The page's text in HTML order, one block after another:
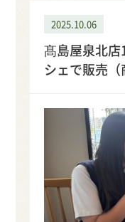
2025.10.06
髙島屋泉北
シェで販売（